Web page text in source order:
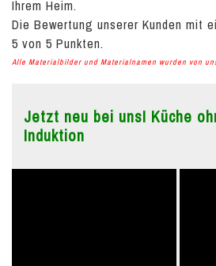
Ihrem Heim.
Die Bewertung unserer Kunden mit
5 von 5 Punkten.
Alle Materialbilder und Materialnamen wurden von
Jetzt neu bei uns! Küche
Induktion